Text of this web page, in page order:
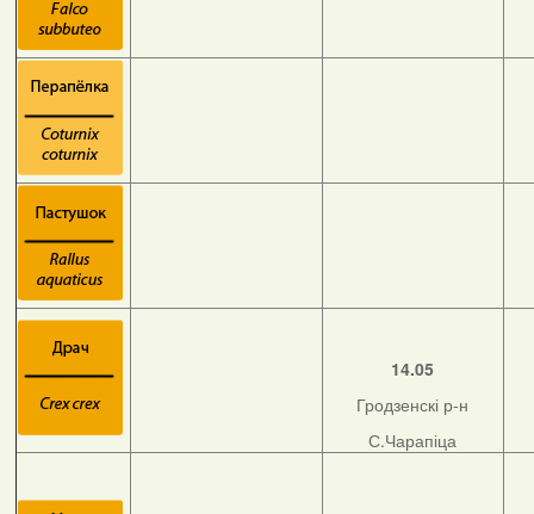
14.05
Гродзенскі р-н
С.Чарапіца